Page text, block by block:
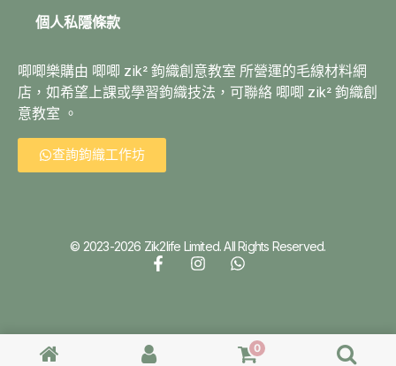
個人私隱條款
唧唧樂購由 唧唧 zik² 鉤織創意教室 所營運的毛線材料網
店，如希望上課或學習鉤織技法，可聯絡 唧唧 zik² 鉤織創
意教室 。
查詢鉤織工作坊
© 2023-2026 Zik2life Limited. All Rights Reserved.
0